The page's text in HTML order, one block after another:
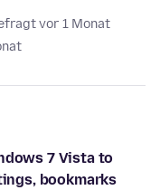
vor 1 Monat
7 Vista to
bookmarks